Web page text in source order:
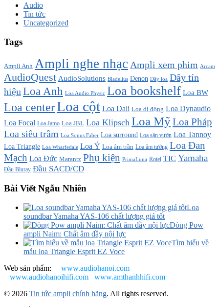
Audio
Tin tức
Uncategorized
Tags
Ampli Anh Ampli nghe nhạc Ampli xem phim Arcam
AudioQuest AudioSolutions Bladelius Denon Dây loa Dây tín
hiệu Loa Anh Loa Audio Physic Loa bookshelf Loa BW
Loa centerLoa cột Loa Dali Loa di động Loa Dynaudio
Loa Focal Loa Jamo Loa JBL Loa Klipsch Loa MỹLoa Pháp
Loa siêu trầm Loa Sonus Faber Loa surround Loa sân vườn Loa Tannoy
Loa Triangle Loa Wharfedale Loa Ý Loa âm trần Loa âm tường Loa Đan
Mạch Loa Đức Marantz Phụ kiện PrimaLuna Rotel TIC Yamaha
Đầu Bluray Đầu SACD/CD
Bài Viết Ngẫu Nhiên
Loa
soundbar Yamaha YAS-106 chất lượng giá tốt
Dòng Pow
ampli Naim: Chất âm đầy nội lực
Tìm hiểu về
mẫu loa Triangle Esprit EZ Voce
Web sản phẩm: www.audiohanoi.com
www.audiohanoihifi.com
www.amthanhhifi.com
© 2026 Tin tức ampli chính hãng. All rights reserved.